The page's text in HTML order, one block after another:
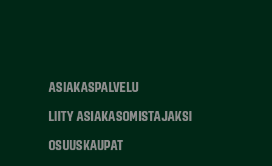
ASIAKASPALVELU
LIITY ASIAKASOMISTAJAKSI
OSUUSKAUPAT